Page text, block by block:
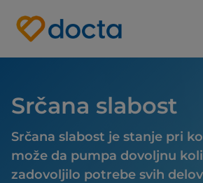
Site Logo
Srčana slabost
Srčana slabost je stanje pri
može da pumpa dovoljnu
zadovoljilo potrebe svih